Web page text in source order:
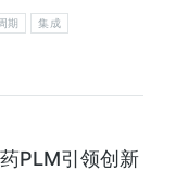
期 集成
PLM引领创新